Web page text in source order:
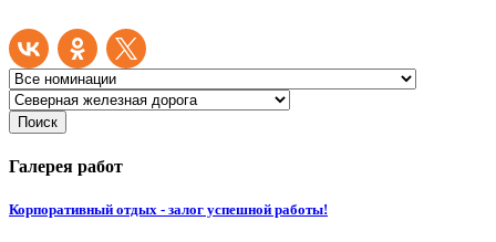
Поиск
Галерея работ
Корпоративный отдых - залог успешной работы!